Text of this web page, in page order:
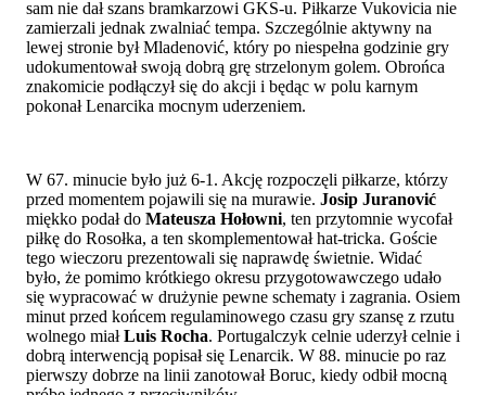
sam nie dał szans bramkarzowi GKS-u. Piłkarze Vukovicia nie
zamierzali jednak zwalniać tempa. Szczególnie aktywny na
lewej stronie był Mladenović, który po niespełna godzinie gry
udokumentował swoją dobrą grę strzelonym golem. Obrońca
znakomicie podłączył się do akcji i będąc w polu karnym
pokonał Lenarcika mocnym uderzeniem.
W 67. minucie było już 6-1. Akcję rozpoczęli piłkarze, którzy
przed momentem pojawili się na murawie. Josip Juranović
miękko podał do Mateusza Hołowni, ten przytomnie wycofał
piłkę do Rosołka, a ten skomplementował hat-tricka. Goście
tego wieczoru prezentowali się naprawdę świetnie. Widać
było, że pomimo krótkiego okresu przygotowawczego udało
się wypracować w drużynie pewne schematy i zagrania. Osiem
minut przed końcem regulaminowego czasu gry szansę z rzutu
wolnego miałLuis Rocha. Portugalczyk celnie uderzył celnie i
dobrą interwencją popisał się Lenarcik. W 88. minucie po raz
pierwszy dobrze na linii zanotował Boruc, kiedy odbił mocną